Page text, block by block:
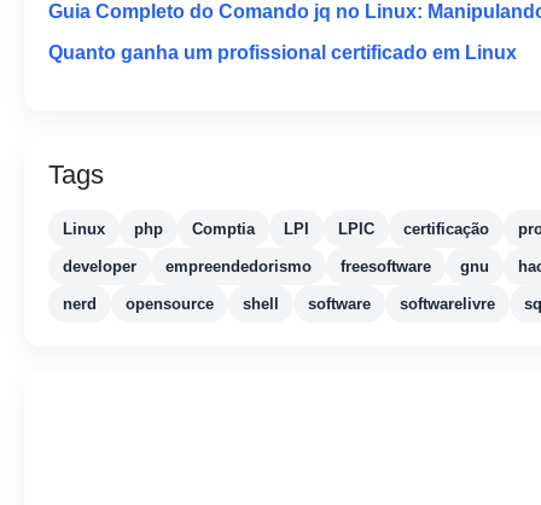
Guia Completo do Comando jq no Linux:
Quanto ganha um profissional certificado em Linux
Tags
Linux php Comptia LPI LPIC certificação
developer empreendedorismo freesoftware gnu
nerd opensource shell software softwarelivre